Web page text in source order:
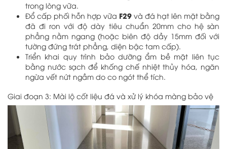
trong lòng vữa.
Đổ cấp phối hỗn hợp vữa F29 và đá hạt lên mặt bằng
đã đi ron với độ dày tiêu chuẩn 20mm cho hệ sàn
phẳng nằm ngang (hoặc biên độ dầy 15mm đối với
tường đứng trát phẳng, diện bậc tam cấp).
Triển khai quy trình bảo dưỡng ẩm bề mặt liên tục
bằng nước sạch để khống chế nhiệt thủy hóa, ngăn
ngừa vết nứt ngầm do co ngót thể tích.
Giai đoạn 3: Mài lộ cốt liệu đá và xử lý khóa màng bảo vệ